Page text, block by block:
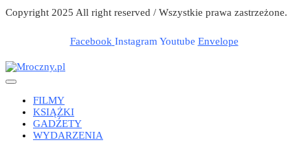
Copyright 2025 All right reserved / Wszystkie prawa zastrzeżone.
Facebook Instagram Youtube Envelope
FILMY
KSIĄŻKI
GADŹETY
WYDARZENIA